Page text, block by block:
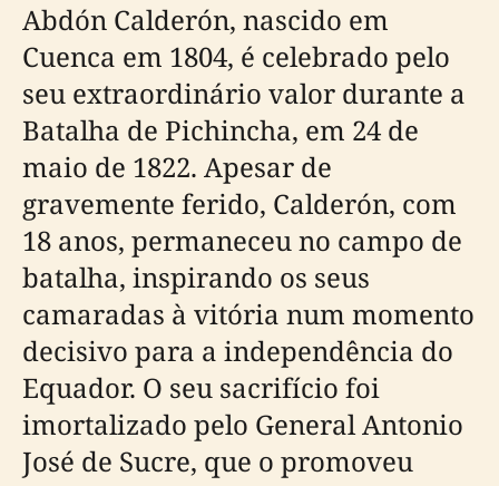
Abdón Calderón, nascido em
Cuenca em 1804, é celebrado pelo
seu extraordinário valor durante a
Batalha de Pichincha, em 24 de
maio de 1822. Apesar de
gravemente ferido, Calderón, com
18 anos, permaneceu no campo de
batalha, inspirando os seus
camaradas à vitória num momento
decisivo para a independência do
Equador. O seu sacrifício foi
imortalizado pelo General Antonio
José de Sucre, que o promoveu